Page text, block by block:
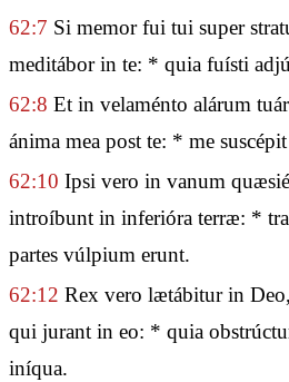
62:7 Si memor fui tui super
meditábor in te: * quia fuísti
62:8 Et in velaménto alárum
ánima mea post te: * me
62:10 Ipsi vero in vanum
introíbunt in inferióra terræ: *
partes vúlpium erunt.
62:12 Rex vero lætábitur in
qui jurant in eo: * quia
iníqua.